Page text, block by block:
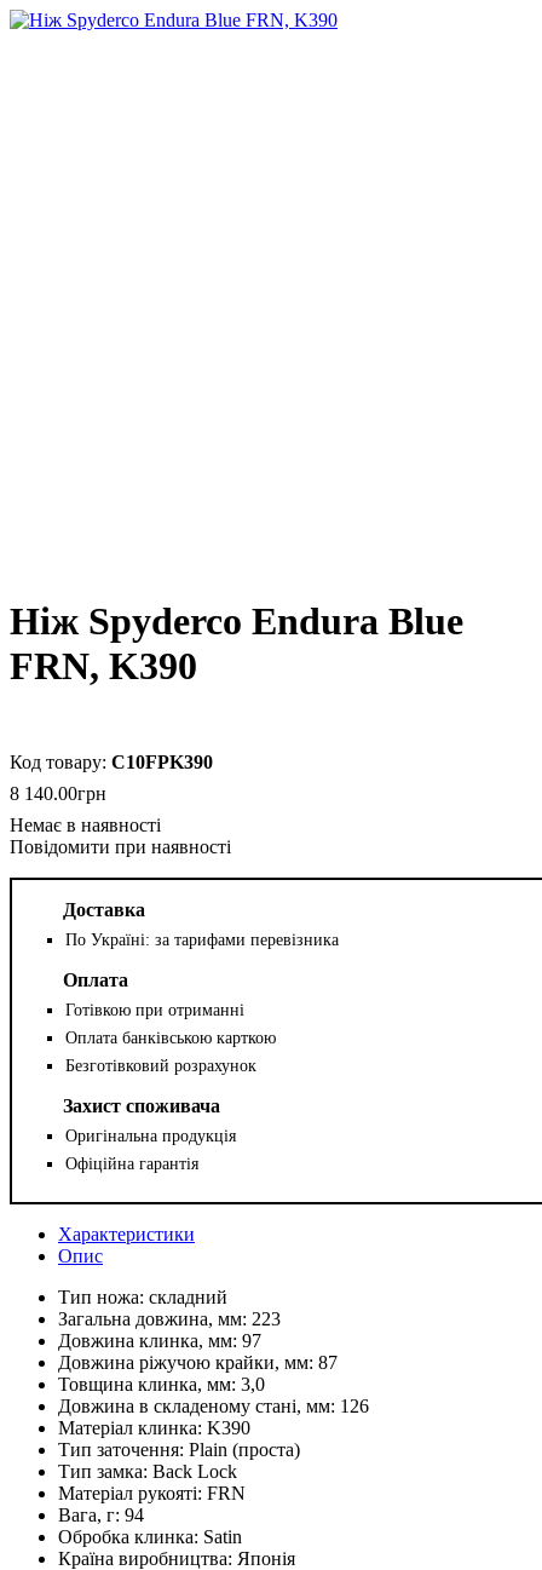
Ніж Spyderco Endura Blue
FRN, K390
C10FPK390
8 140.00грн
Повідомити при наявності
Доставка
По Україні: за тарифами перевізника
Оплата
Готівкою при отриманні
Оплата банківською карткою
Безготівковий розрахунок
Захист споживача
Оригінальна продукція
Офіційна гарантія
Характеристики
Опис
Тип ножа: складний
Загальна довжина, мм: 223
Довжина клинка, мм: 97
Довжина ріжучою крайки, мм: 87
Товщина клинка, мм: 3,0
Довжина в складеному стані, мм: 126
Матеріал клинка: K390
Тип заточення: Plain (проста)
Тип замка: Back Lock
Матеріал рукояті: FRN
Вага, г: 94
Обробка клинка: Satin
Країна виробництва: Японія